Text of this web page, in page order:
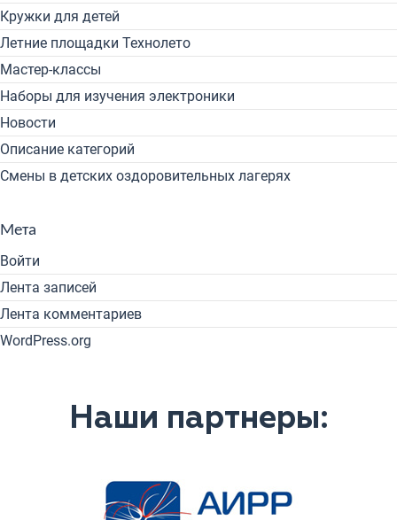
Кружки для детей
Летние площадки Технолето
Мастер-классы
Наборы для изучения электроники
Новости
Описание категорий
Смены в детских оздоровительных лагерях
Мета
Войти
Лента записей
Лента комментариев
WordPress.org
Наши партнеры: